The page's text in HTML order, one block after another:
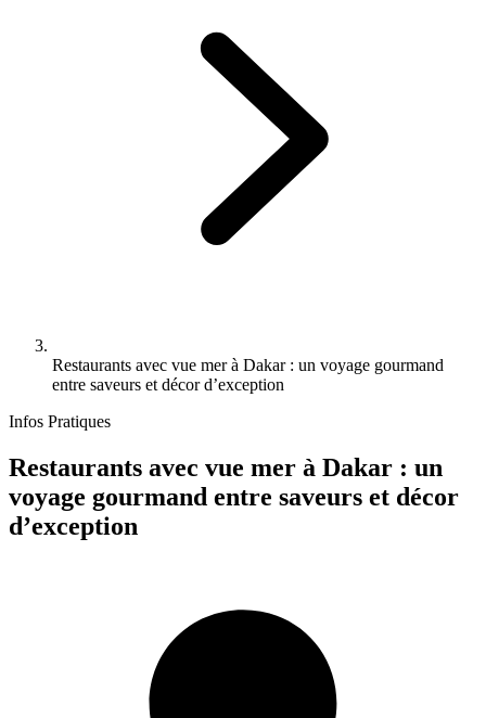
Restaurants avec vue mer à Dakar : un voyage gourmand
entre saveurs et décor d’exception
Infos Pratiques
Restaurants avec vue mer à Dakar : un
voyage gourmand entre saveurs et décor
d’exception